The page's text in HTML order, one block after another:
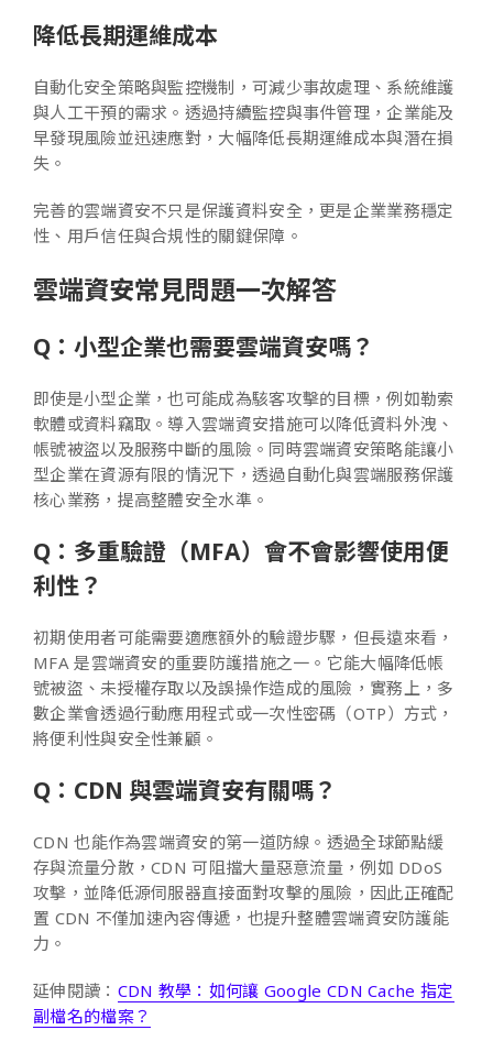
降低長期運維成本
自動化安全策略與監控機制，可減少事故處理、系統維護
與人工干預的需求。透過持續監控與事件管理，企業能及
早發現風險並迅速應對，大幅降低長期運維成本與潛在損
失。
完善的雲端資安不只是保護資料安全，更是企業業務穩定
性、用戶信任與合規性的關鍵保障。
雲端資安常見問題一次解答
Q：小型企業也需要雲端資安嗎？
即使是小型企業，也可能成為駭客攻擊的目標，例如勒索
軟體或資料竊取。導入雲端資安措施可以降低資料外洩、
帳號被盜以及服務中斷的風險。同時雲端資安策略能讓小
型企業在資源有限的情況下，透過自動化與雲端服務保護
核心業務，提高整體安全水準。
Q：多重驗證（MFA）會不會影響使用便
利性？
初期使用者可能需要適應額外的驗證步驟，但長遠來看，
MFA 是雲端資安的重要防護措施之一。它能大幅降低帳
號被盜、未授權存取以及誤操作造成的風險，實務上，多
數企業會透過行動應用程式或一次性密碼（OTP）方式，
將便利性與安全性兼顧。
Q：CDN 與雲端資安有關嗎？
CDN 也能作為雲端資安的第一道防線。透過全球節點緩
存與流量分散，CDN 可阻擋大量惡意流量，例如 DDoS
攻擊，並降低源伺服器直接面對攻擊的風險，因此正確配
置 CDN 不僅加速內容傳遞，也提升整體雲端資安防護能
力。
延伸閱讀： CDN 教學：如何讓 Google CDN Cache 指定
副檔名的檔案？